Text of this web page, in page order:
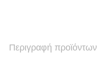
Περιγραφή προϊόντων